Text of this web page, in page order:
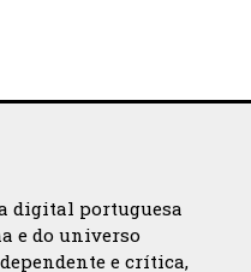
digital portuguesa
e do universo
e crítica,